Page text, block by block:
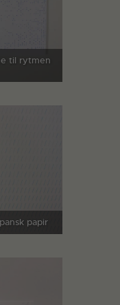
til rytmen
papir